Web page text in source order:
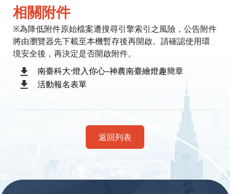
相關附件
※為降低附件原始檔案遭搜尋引擎索引之風險，公告附件
將由瀏覽器先下載至本機暫存後再開啟。請確認使用環
境安全後，再決定是否開啟附件。
南臺科大·燈入你心–神農南臺繪燈趣簡章
活動報名表單
返回列表